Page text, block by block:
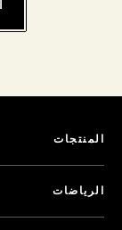
المنتجات
الرياضات